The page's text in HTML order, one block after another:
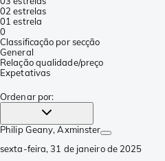
02 estrelas
01 estrela
0
Classificação por secção
General
Relação qualidade/preço
Expetativas
Ordenar por:
Philip Geany, Axminster
sexta-feira, 31 de janeiro de 2025